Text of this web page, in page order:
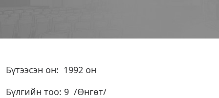
Бүтээсэн он: 1992 он
Бүлгийн тоо: 9 /Өнгөт/